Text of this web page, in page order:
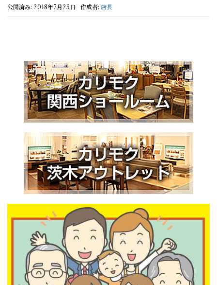
公開済み: 2018年7月23日 作成者: 店長